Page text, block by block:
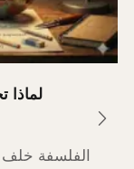
الفلسفة